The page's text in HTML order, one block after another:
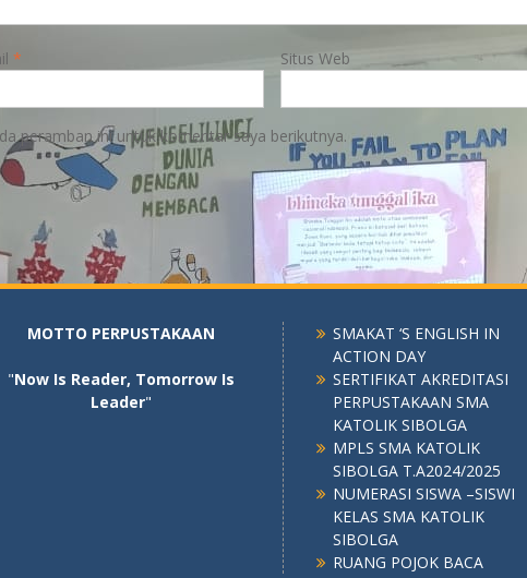
* Situs Web
peramban ini untuk komentar saya berikutnya.
MOTTO PERPUSTAKAAN
"Now Is Reader, Tomorrow Is
Leader"
SMAKAT ‘S ENGLISH IN
ACTION DAY
SERTIFIKAT AKREDITASI
PERPUSTAKAAN SMA
KATOLIK SIBOLGA
MPLS SMA KATOLIK
SIBOLGA T.A2024/2025
NUMERASI SISWA –SISWI
KELAS SMA KATOLIK
SIBOLGA
RUANG POJOK BACA